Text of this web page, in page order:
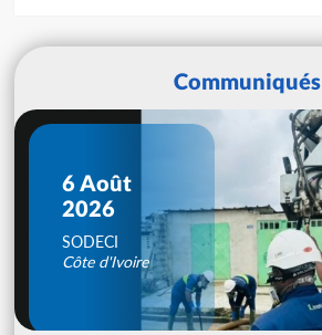
Communiqués
6 Août
2026
SODECI
Côte d'Ivoire